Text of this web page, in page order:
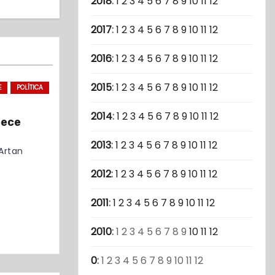
POLÍTICA
2017:1 23 4 56 7 8 91011 12
2016:1 23 4 56 7 8 91011 12
2015:1 23 4 56 7 8 91011 12
2014:1 23 4 56 7 8 91011 12
2013:1 23 4 56 7 8 91011 12
2012:1 23 4 56 7 8 91011 12
2011:1 23 4 56 7 8 91011 12
2010:1 23 4 5 6 7 8 9 1011 12
0:1 23 4 5 6 7 8 9 10 11 12